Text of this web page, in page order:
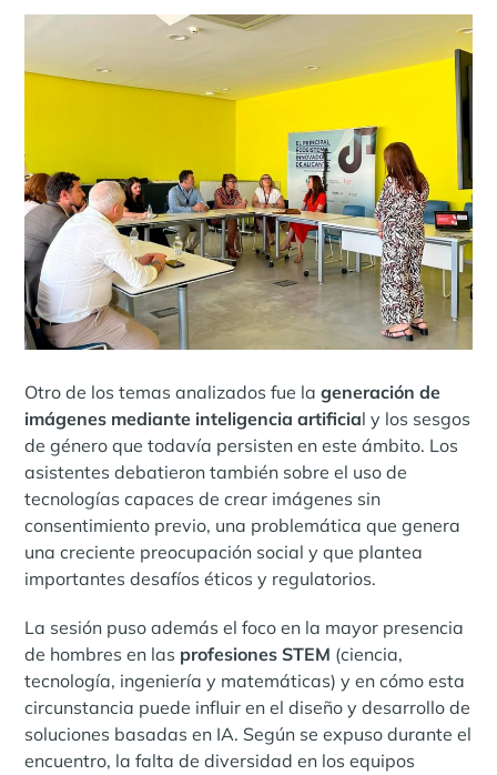
Otro de los temas analizados fue lageneración de
imágenes mediante inteligencia artificial y los sesgos
de género que todavía persisten en este ámbito. Los
asistentes debatieron también sobre el uso de
tecnologías capaces de crear imágenes sin
consentimiento previo, una problemática que genera
una creciente preocupación social y que plantea
importantes desafíos éticos y regulatorios.
La sesión puso además el foco en la mayor presencia
de hombres en las profesiones STEM (ciencia,
tecnología, ingeniería y matemáticas) y en cómo esta
circunstancia puede influir en el diseño y desarrollo de
soluciones basadas en IA. Según se expuso durante el
encuentro, la falta de diversidad en los equipos